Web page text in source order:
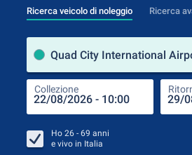
Ricerca veicolo di noleggio Ricerca
Collezione
Ho 26 - 69 anni
e vivo in Italia